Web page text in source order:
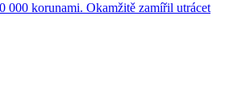
000 korunami. Okamžitě zamířil utrácet